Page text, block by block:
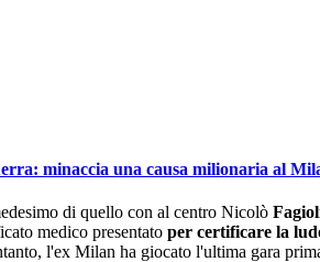
minaccia una causa milionaria al
di quello con al centro Nicolò
medico presentato per certificare la
l'ex Milan ha giocato l'ultima gara